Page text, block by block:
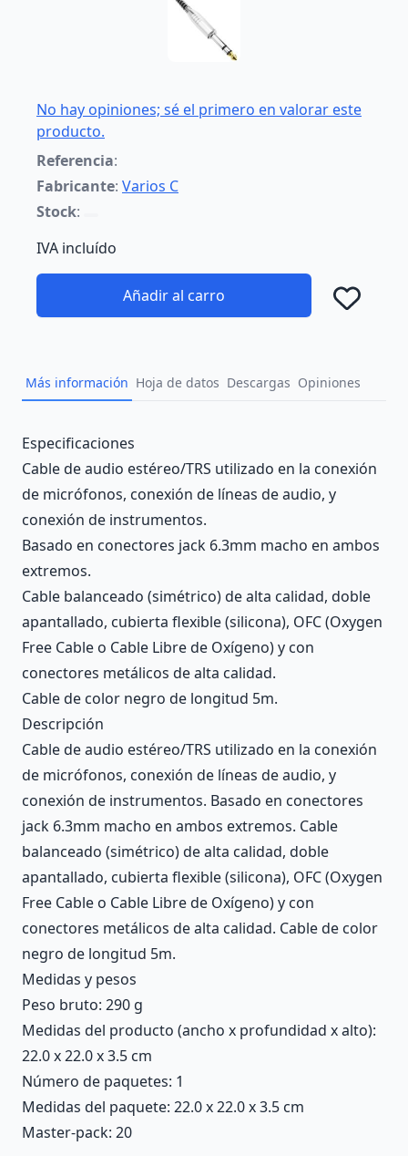
No hay opiniones; sé el primero en valorar este
producto.
Referencia:
Fabricante: Varios C
Stock:
IVA incluído
Añadir al carro
Más información Hoja de datos Descargas Opiniones
Description
Especificaciones
Cable de audio estéreo/TRS utilizado en la conexión
de micrófonos, conexión de líneas de audio, y
conexión de instrumentos.
Basado en conectores jack 6.3mm macho en ambos
extremos.
Cable balanceado (simétrico) de alta calidad, doble
apantallado, cubierta flexible (silicona), OFC (Oxygen
Free Cable o Cable Libre de Oxígeno) y con
conectores metálicos de alta calidad.
Cable de color negro de longitud 5m.
Descripción
Cable de audio estéreo/TRS utilizado en la conexión
de micrófonos, conexión de líneas de audio, y
conexión de instrumentos. Basado en conectores
jack 6.3mm macho en ambos extremos. Cable
balanceado (simétrico) de alta calidad, doble
apantallado, cubierta flexible (silicona), OFC (Oxygen
Free Cable o Cable Libre de Oxígeno) y con
conectores metálicos de alta calidad. Cable de color
negro de longitud 5m.
Medidas y pesos
Peso bruto: 290 g
Medidas del producto (ancho x profundidad x alto):
22.0 x 22.0 x 3.5 cm
Número de paquetes: 1
Medidas del paquete: 22.0 x 22.0 x 3.5 cm
Master-pack: 20